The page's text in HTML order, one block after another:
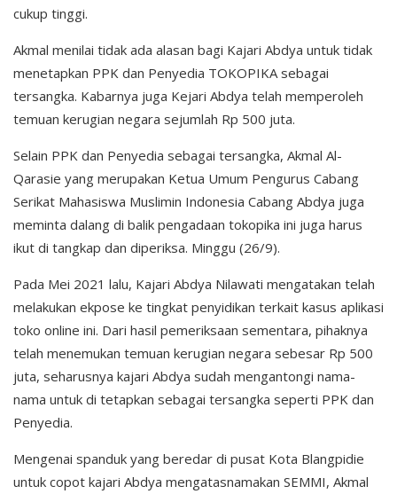
cukup tinggi.
Akmal menilai tidak ada alasan bagi Kajari Abdya untuk tidak
menetapkan PPK dan Penyedia TOKOPIKA sebagai
tersangka. Kabarnya juga Kejari Abdya telah memperoleh
temuan kerugian negara sejumlah Rp 500 juta.
Selain PPK dan Penyedia sebagai tersangka, Akmal Al-
Qarasie yang merupakan Ketua Umum Pengurus Cabang
Serikat Mahasiswa Muslimin Indonesia Cabang Abdya juga
meminta dalang di balik pengadaan tokopika ini juga harus
ikut di tangkap dan diperiksa. Minggu (26/9).
Pada Mei 2021 lalu, Kajari Abdya Nilawati mengatakan telah
melakukan ekpose ke tingkat penyidikan terkait kasus aplikasi
toko online ini. Dari hasil pemeriksaan sementara, pihaknya
telah menemukan temuan kerugian negara sebesar Rp 500
juta, seharusnya kajari Abdya sudah mengantongi nama-
nama untuk di tetapkan sebagai tersangka seperti PPK dan
Penyedia.
Mengenai spanduk yang beredar di pusat Kota Blangpidie
untuk copot kajari Abdya mengatasnamakan SEMMI, Akmal